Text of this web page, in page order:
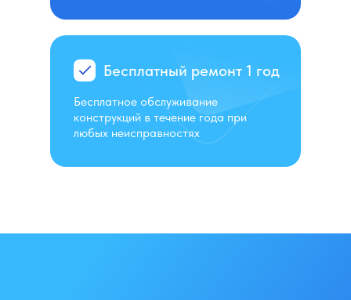
Бесплатный ремонт 1 год
Бесплатное обслуживание
конструкций в течение года при
любых неисправностях